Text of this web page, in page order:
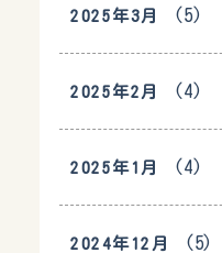
2025年3月 (5)
2025年2月 (4)
2025年1月 (4)
2024年12月 (5)